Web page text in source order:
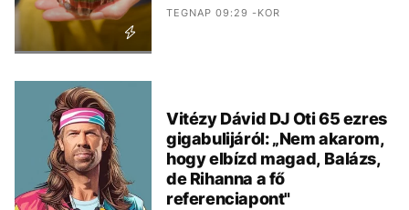
TEGNAP 09:29 -KOR
Vitézy Dávid DJ Oti 65 ezres
gigabulijáról: „Nem akarom,
hogy elbízd magad, Balázs,
de Rihanna a fő
referenciapont"